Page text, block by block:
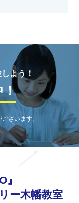
よう！
！
ざいます。
ー木幡教室